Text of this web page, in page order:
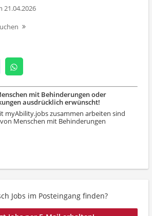
mit Behinderungen oder
ausdrücklich erwünscht!
myAbility.jobs zusammen arbeiten sind
Menschen mit Behinderungen
Jobs im Posteingang finden?